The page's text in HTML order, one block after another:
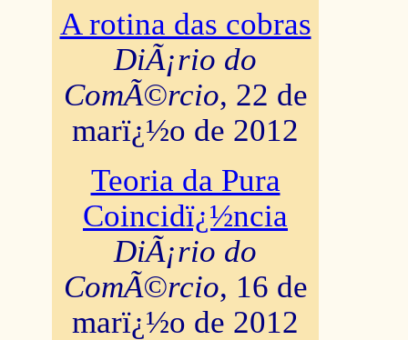
A rotina das cobras
DiÃ¡rio do
ComÃ©rcio, 22 de
marï¿½o de 2012
Teoria da Pura
Coincidï¿½ncia
DiÃ¡rio do
ComÃ©rcio, 16 de
marï¿½o de 2012